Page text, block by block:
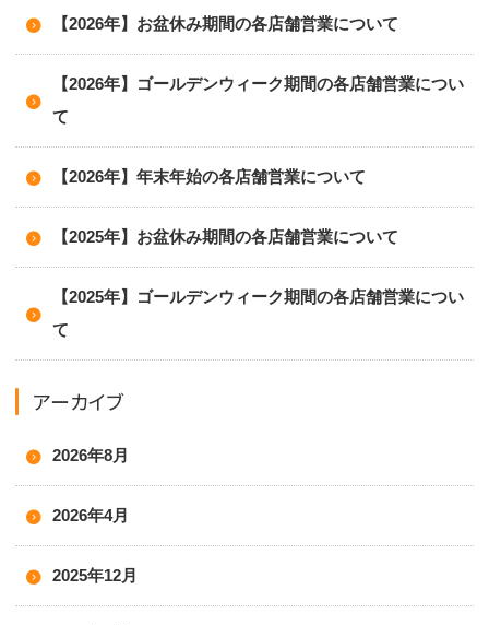
【2026年】お盆休み期間の各店舗営業について
【2026年】ゴールデンウィーク期間の各店舗営業につい
て
【2026年】年末年始の各店舗営業について
【2025年】お盆休み期間の各店舗営業について
【2025年】ゴールデンウィーク期間の各店舗営業につい
て
アーカイブ
2026年8月
2026年4月
2025年12月